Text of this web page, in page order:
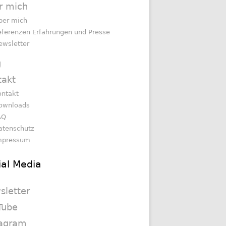
mich
mich
Erfahrungen und Presse
Media